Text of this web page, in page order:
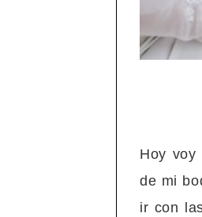
Hoy
de mi
ir con